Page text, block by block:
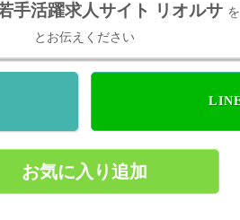
手活躍求人サイト リオルサ
とお伝えください
お気に入り追加